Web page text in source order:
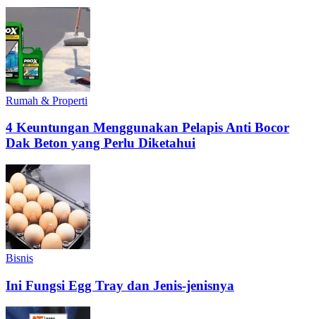
Rumah & Properti
4 Keuntungan Menggunakan Pelapis Anti Bocor
Dak Beton yang Perlu Diketahui
Bisnis
Ini Fungsi Egg Tray dan Jenis-jenisnya